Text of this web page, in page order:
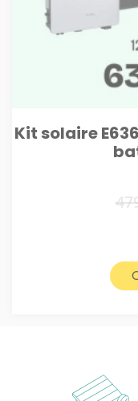
Kit solaire